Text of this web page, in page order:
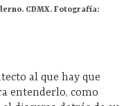
CDMX. Fotografía:
al que hay que
entenderlo, como